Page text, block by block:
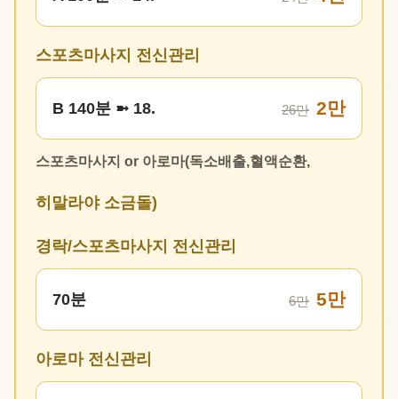
스포츠마사지 전신관리
B 140분 ➼ 18. 26만 2만
스포츠마사지 or 아로마(독소배출,혈액순환,
히말라야 소금돌)
경락/스포츠마사지 전신관리
70분 6만 5만
아로마 전신관리